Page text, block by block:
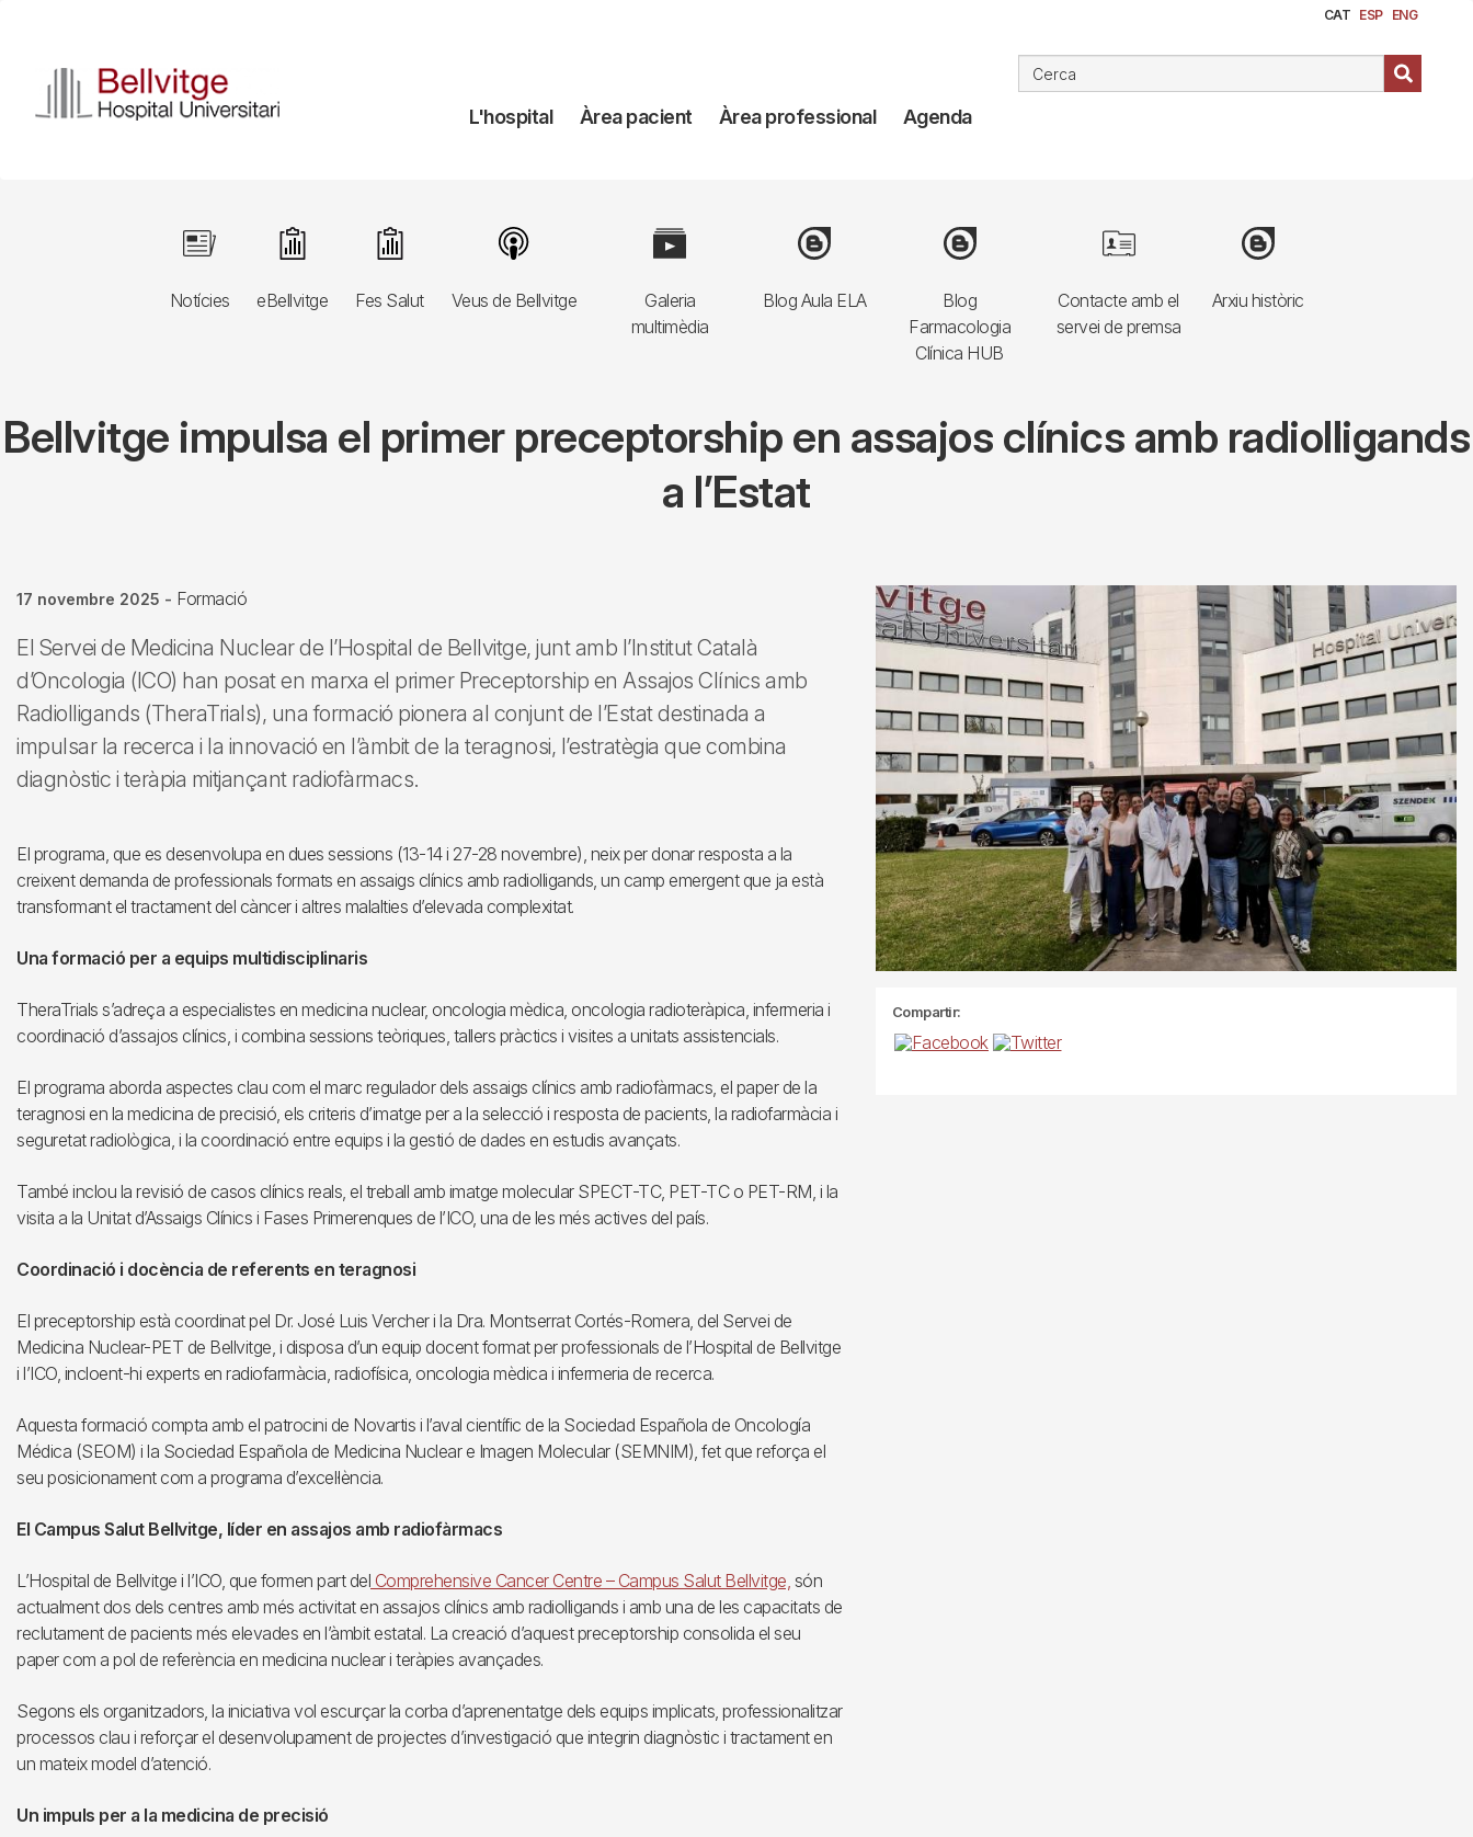
contingut
CAT ESP ENG
Navegación
L'hospital Àrea pacient Àrea professional Agenda
Notícies
Image
eBellvitge
Image
Fes Salut
Image
Veus de Bellvitge
Image
Galeria
multimèdia
Image
Blog Aula ELA
Image
Blog
Farmacologia
Clínica HUB
Image
Contacte amb el
servei de premsa
Image
Arxiu històric
Image
Bellvitge impulsa el primer preceptorship en assajos clínics amb radiolligands
a l’Estat
17 novembre 2025 - Formació
El Servei de Medicina Nuclear de l’Hospital de Bellvitge, junt amb l’Institut Català
d’Oncologia (ICO) han posat en marxa el primer Preceptorship en Assajos Clínics amb
Radiolligands (TheraTrials), una formació pionera al conjunt de l’Estat destinada a
impulsar la recerca i la innovació en l’àmbit de la teragnosi, l’estratègia que combina
diagnòstic i teràpia mitjançant radiofàrmacs.
El programa, que es desenvolupa en dues sessions (13-14 i 27-28 novembre), neix per donar resposta a la
creixent demanda de professionals formats en assaigs clínics amb radiolligands, un camp emergent que ja està
transformant el tractament del càncer i altres malalties d’elevada complexitat.
Una formació per a equips multidisciplinaris
TheraTrials s’adreça a especialistes en medicina nuclear, oncologia mèdica, oncologia radioteràpica, infermeria i
coordinació d’assajos clínics, i combina sessions teòriques, tallers pràctics i visites a unitats assistencials.
El programa aborda aspectes clau com el marc regulador dels assaigs clínics amb radiofàrmacs, el paper de la
teragnosi en la medicina de precisió, els criteris d’imatge per a la selecció i resposta de pacients, la radiofarmàcia i
seguretat radiològica, i la coordinació entre equips i la gestió de dades en estudis avançats.
També inclou la revisió de casos clínics reals, el treball amb imatge molecular SPECT-TC, PET-TC o PET-RM, i la
visita a la Unitat d’Assaigs Clínics i Fases Primerenques de l’ICO, una de les més actives del país.
Coordinació i docència de referents en teragnosi
El preceptorship està coordinat pel Dr. José Luis Vercher i la Dra. Montserrat Cortés-Romera, del Servei de
Medicina Nuclear-PET de Bellvitge, i disposa d’un equip docent format per professionals de l’Hospital de Bellvitge
i l’ICO, incloent-hi experts en radiofarmàcia, radiofísica, oncologia mèdica i infermeria de recerca.
Aquesta formació compta amb el patrocini de Novartis i l’aval científic de la Sociedad Española de Oncología
Médica (SEOM) i la Sociedad Española de Medicina Nuclear e Imagen Molecular (SEMNIM), fet que reforça el
seu posicionament com a programa d’excel·lència.
El Campus Salut Bellvitge, líder en assajos amb radiofàrmacs
L’Hospital de Bellvitge i l’ICO, que formen part del Comprehensive Cancer Centre – Campus Salut Bellvitge, són
actualment dos dels centres amb més activitat en assajos clínics amb radiolligands i amb una de les capacitats de
reclutament de pacients més elevades en l’àmbit estatal. La creació d’aquest preceptorship consolida el seu
paper com a pol de referència en medicina nuclear i teràpies avançades.
Segons els organitzadors, la iniciativa vol escurçar la corba d’aprenentatge dels equips implicats, professionalitzar
processos clau i reforçar el desenvolupament de projectes d’investigació que integrin diagnòstic i tractament en
un mateix model d’atenció.
Un impuls per a la medicina de precisió
Compartir: